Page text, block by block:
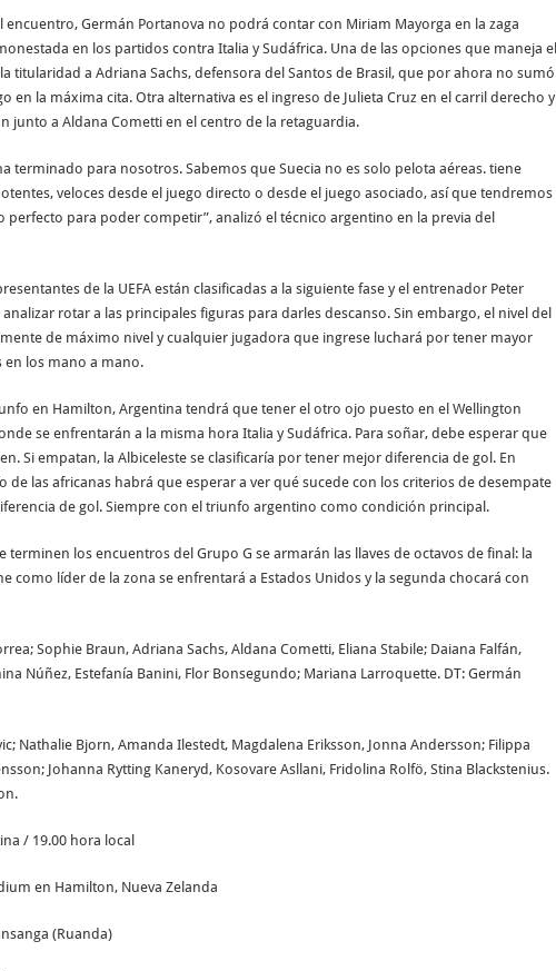
encuentro, Germán Portanova no podrá contar con Miriam Mayorga en la zaga
en los partidos contra Italia y Sudáfrica. Una de las opciones que maneja el
titularidad a Adriana Sachs, defensora del Santos de Brasil, que por ahora no sumó
en la máxima cita. Otra alternativa es el ingreso de Julieta Cruz en el carril derecho y
junto a Aldana Cometti en el centro de la retaguardia.
terminado para nosotros. Sabemos que Suecia no es solo pelota aéreas. tiene
veloces desde el juego directo o desde el juego asociado, así que tendremos
perfecto para poder competir”, analizó el técnico argentino en la previa del
de la UEFA están clasificadas a la siguiente fase y el entrenador Peter
rotar a las principales figuras para darles descanso. Sin embargo, el nivel del
de máximo nivel y cualquier jugadora que ingrese luchará por tener mayor
los mano a mano.
en Hamilton, Argentina tendrá que tener el otro ojo puesto en el Wellington
se enfrentarán a la misma hora Italia y Sudáfrica. Para soñar, debe esperar que
Si empatan, la Albiceleste se clasificaría por tener mejor diferencia de gol. En
de las africanas habrá que esperar a ver qué sucede con los criterios de desempate
de gol. Siempre con el triunfo argentino como condición principal.
terminen los encuentros del Grupo G se armarán las llaves de octavos de final: la
como líder de la zona se enfrentará a Estados Unidos y la segunda chocará con
Sophie Braun, Adriana Sachs, Aldana Cometti, Eliana Stabile; Daiana Falfán,
Núñez, Estefanía Banini, Flor Bonsegundo; Mariana Larroquette. DT: Germán
Nathalie Bjorn, Amanda Ilestedt, Magdalena Eriksson, Jonna Andersson; Filippa
Johanna Rytting Kaneryd, Kosovare Asllani, Fridolina Rolfö, Stina Blackstenius.
/ 19.00 hora local
en Hamilton, Nueva Zelanda
(Ruanda)